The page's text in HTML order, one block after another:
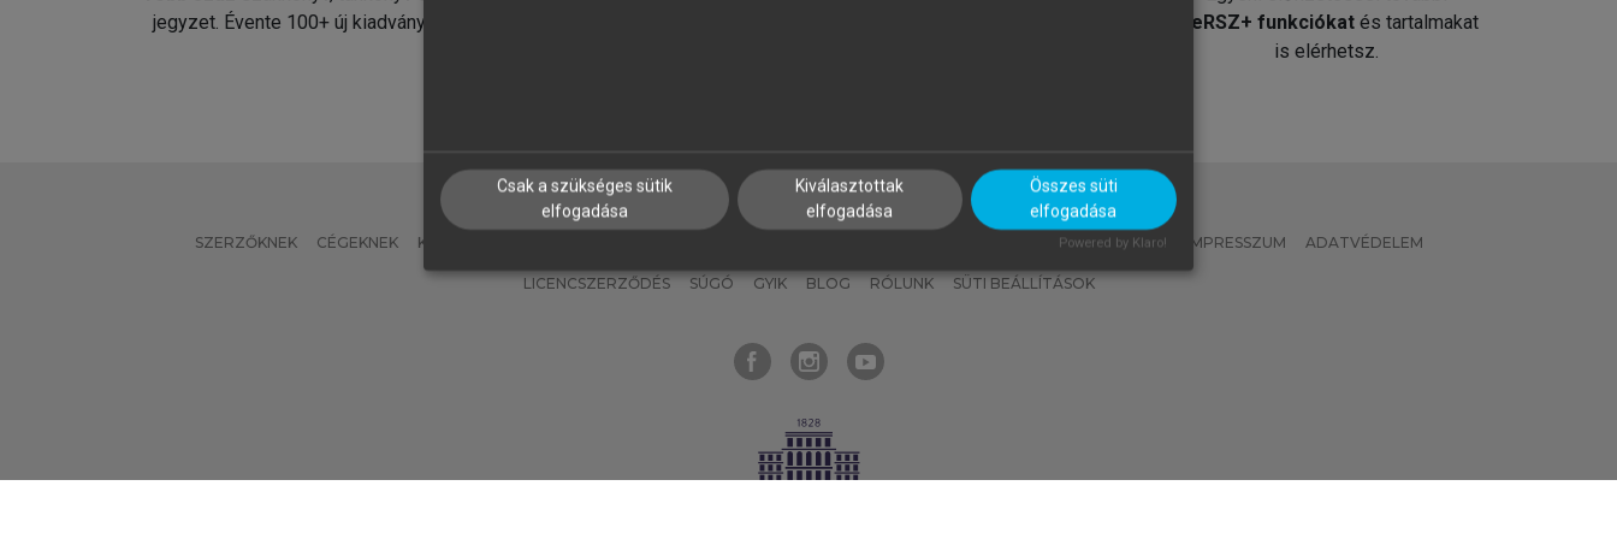
jegyzet. Évente 100+ új kiadvány.
MeRSZ+ funkciókat és tartalmakat
is elérhetsz.
SZERZŐKNEK CÉGEKNEK KÖNYVTÁROSOKNAK MI – ÁLTALÁNOS IRÁNYELVEK IMPRESSZUM ADATVÉDELEM
LICENCSZERZŐDÉS SÚGÓ GYIK BLOG RÓLUNK SÜTI BEÁLLÍTÁSOK
Csak a szükséges sütik
elfogadása
Kiválasztottak
elfogadása
Összes süti
elfogadása
Powered by Klaro!